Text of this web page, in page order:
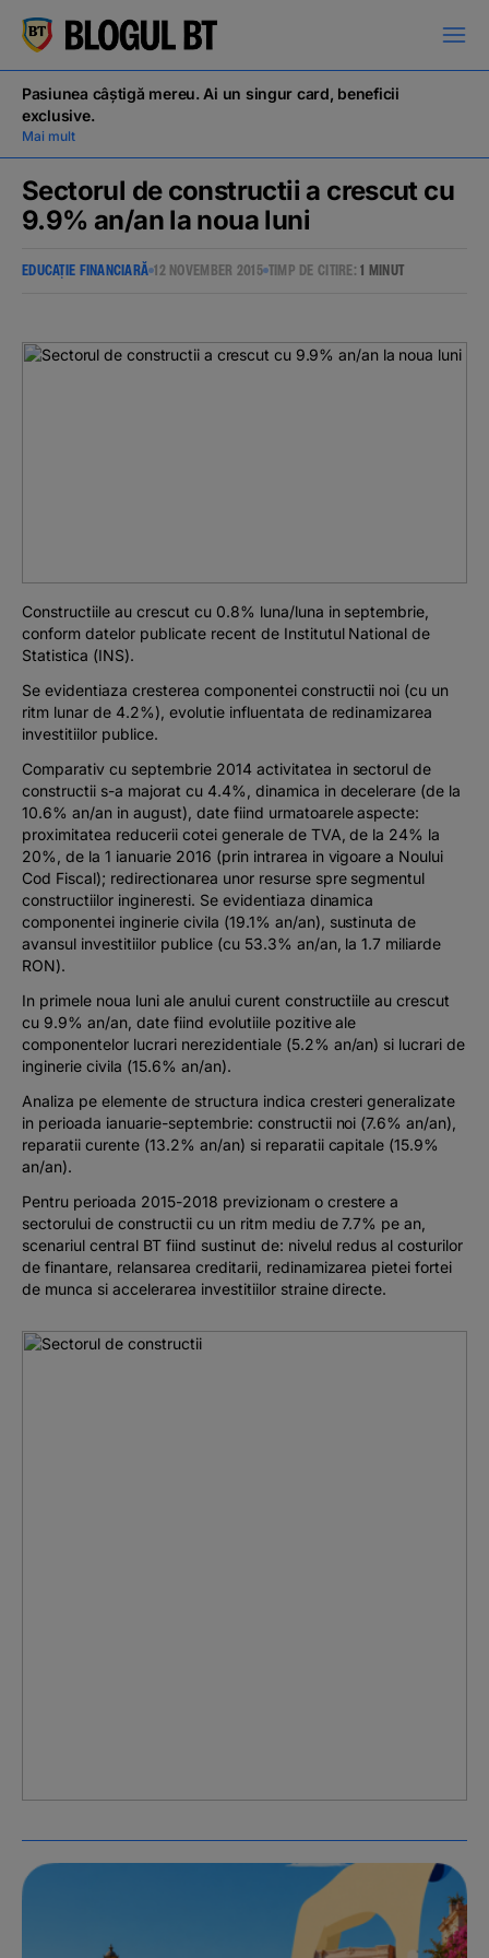
кириллица
Pentru antreprenori
Banking, pe relaxare
Pasiunea câștigă mereu. Ai un singur card, beneficii
exclusive.
Mai mult
Sectorul de constructii a crescut cu
9.9% an/an la noua luni
EDUCAȚIE FINANCIARĂ 12 NOVEMBER 2015 TIMP DE CITIRE:1 MINUT
Constructiile au crescut cu 0.8% luna/luna in septembrie,
conform datelor publicate recent de Institutul National de
Statistica (INS).
Se evidentiaza cresterea componentei constructii noi (cu un
ritm lunar de 4.2%), evolutie influentata de redinamizarea
investitiilor publice.
Comparativ cu septembrie 2014 activitatea in sectorul de
constructii s-a majorat cu 4.4%, dinamica in decelerare (de la
10.6% an/an in august), date fiind urmatoarele aspecte:
proximitatea reducerii cotei generale de TVA, de la 24% la
20%, de la 1 ianuarie 2016 (prin intrarea in vigoare a Noului
Cod Fiscal); redirectionarea unor resurse spre segmentul
constructiilor ingineresti. Se evidentiaza dinamica
componentei inginerie civila (19.1% an/an), sustinuta de
avansul investitiilor publice (cu 53.3% an/an, la 1.7 miliarde
RON).
In primele noua luni ale anului curent constructiile au crescut
cu 9.9% an/an, date fiind evolutiile pozitive ale
componentelor lucrari nerezidentiale (5.2% an/an) si lucrari de
inginerie civila (15.6% an/an).
Analiza pe elemente de structura indica cresteri generalizate
in perioada ianuarie-septembrie: constructii noi (7.6% an/an),
reparatii curente (13.2% an/an) si reparatii capitale (15.9%
an/an).
Pentru perioada 2015-2018 previzionam o crestere a
sectorului de constructii cu un ritm mediu de 7.7% pe an,
scenariul central BT fiind sustinut de: nivelul redus al costurilor
de finantare, relansarea creditarii, redinamizarea pietei fortei
de munca si accelerarea investitiilor straine directe.